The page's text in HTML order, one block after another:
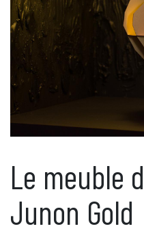
Le meuble
Junon Gold